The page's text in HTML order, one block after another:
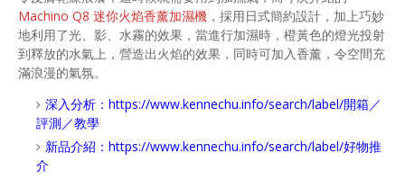
Machino Q8 迷你火焰香薰加濕機 ，採用日式簡約設計，加上巧妙
地利用了光、影、水霧的效果，當進行加濕時，橙黃色的燈光投射
到釋放的水氣上，營造出火焰的效果，同時可加入香薰，令空間充
滿浪漫的氣氛。
深入分析： https://www.kennechu.info/search/label/開箱／
評測／教學
新品介紹： https://www.kennechu.info/search/label/好物推
介